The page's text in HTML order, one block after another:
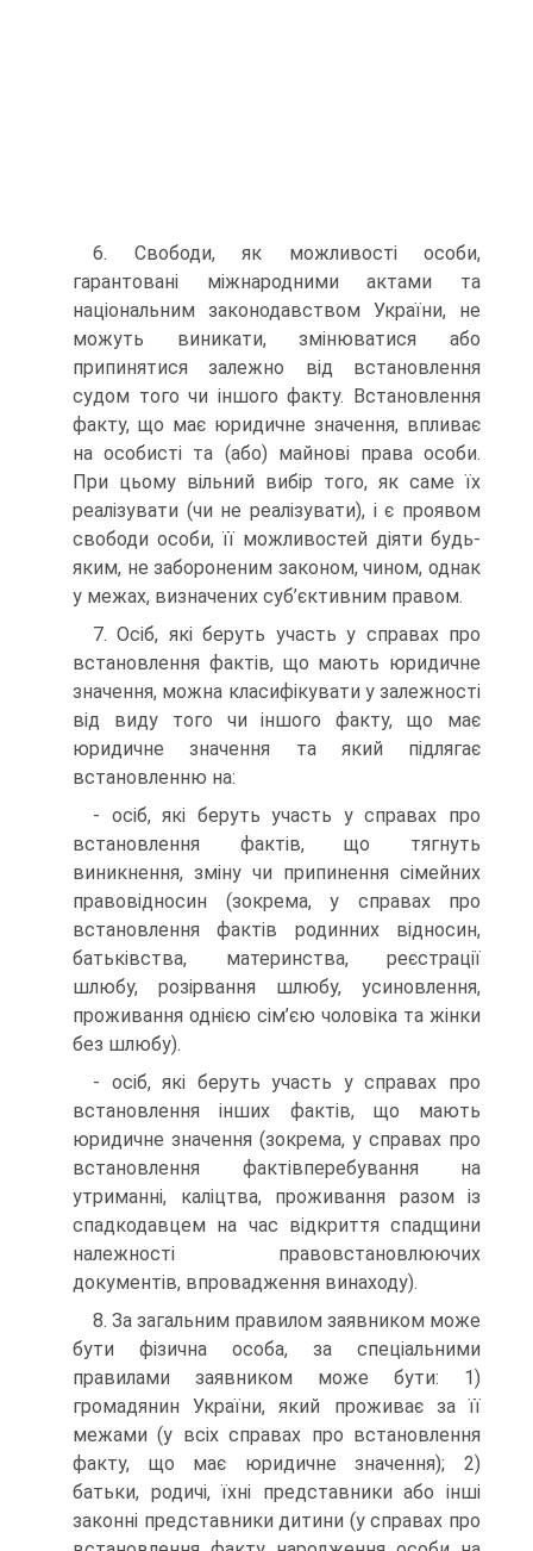
6. Свободи, як можливості особи,
гарантовані міжнародними актами та
національним законодавством України, не
можуть виникати, змінюватися або
припинятися залежно від встановлення
судом того чи іншого факту. Встановлення
факту, що має юридичне значення, впливає
на особисті та (або) майнові права особи.
При цьому вільний вибір того, як саме їх
реалізувати (чи не реалізувати), і є проявом
свободи особи, її можливостей діяти будь-
яким, не забороненим законом, чином, однак
у межах, визначених суб’єктивним правом.
7. Осіб, які беруть участь у справах про
встановлення фактів, що мають юридичне
значення, можна класифікувати у залежності
від виду того чи іншого факту, що має
юридичне значення та який підлягає
встановленню на:
- осіб, які беруть участь у справах про
встановлення фактів, що тягнуть
виникнення, зміну чи припинення сімейних
правовідносин (зокрема, у справах про
встановлення фактів родинних відносин,
батьківства, материнства, реєстрації
шлюбу, розірвання шлюбу, усиновлення,
проживання однією сім’єю чоловіка та жінки
без шлюбу).
- осіб, які беруть участь у справах про
встановлення інших фактів, що мають
юридичне значення (зокрема, у справах про
встановлення фактівперебування на
утриманні, каліцтва, проживання разом із
спадкодавцем на час відкриття спадщини
належності правовстановлюючих
документів, впровадження винаходу).
8. За загальним правилом заявником може
бути фізична особа, за спеціальними
правилами заявником може бути: 1)
громадянин України, який проживає за її
межами (у всіх справах про встановлення
факту, що має юридичне значення); 2)
батьки, родичі, їхні представники або інші
законні представники дитини (у справах про